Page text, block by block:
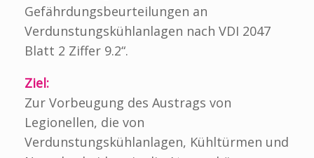
Gefährdungsbeurteilungen an
Verdunstungskühlanlagen nach VDI 2047
Blatt 2 Ziffer 9.2“.
Ziel:
Zur Vorbeugung des Austrags von
Legionellen, die von
Verdunstungskühlanlagen, Kühltürmen und